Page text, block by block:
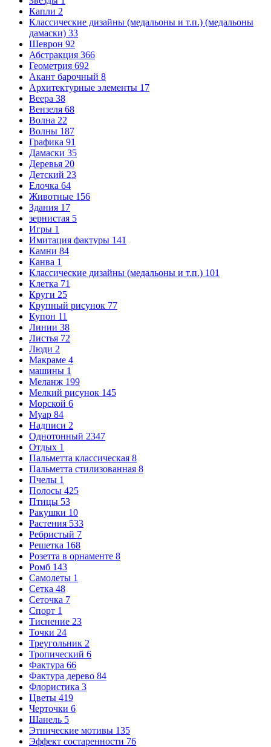
Капли 2
Классические дизайны (медальоны и т.п.) (медальоны
дамаски) 33
Шеврон 92
Абстракция 366
Геометрия 692
Акант барочный 8
Архитектурные элементы 17
Веера 38
Вензеля 68
Волна 22
Волны 187
Графика 91
Дамаски 35
Деревья 20
Детский 23
Елочка 64
Животные 156
Здания 17
зернистая 5
Игры 1
Имитация фактуры 141
Камни 84
Канва 1
Классические дизайны (медальоны и т.п.) 101
Клетка 71
Круги 25
Крупный рисунок 77
Купон 11
Линии 38
Листья 72
Люди 2
Макраме 4
машины 1
Меланж 199
Мелкий рисунок 145
Морской 6
Муар 84
Надписи 2
Однотонный 2347
Отдых 1
Пальметта классическая 8
Пальметта стилизованная 8
Пчелы 1
Полосы 425
Птицы 53
Ракушки 10
Растения 533
Ребристый 7
Решетка 168
Розетта в орнаменте 8
Ромб 143
Самолеты 1
Сетка 48
Сеточка 7
Спорт 1
Тиснение 23
Точки 24
Треугольник 2
Тропический 6
Фактура 66
Фактура дерево 84
Флористика 3
Цветы 419
Черточки 6
Шанель 5
Этнические мотивы 135
Эффект состаренности 76